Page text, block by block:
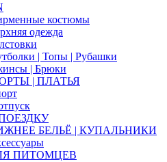
костюмы
одежда
| Топы | Рубашки
| Брюки
| ПЛАТЬЯ
БЕЛЬЁ | КУПАЛЬНИКИ
ПИТОМЦЕВ